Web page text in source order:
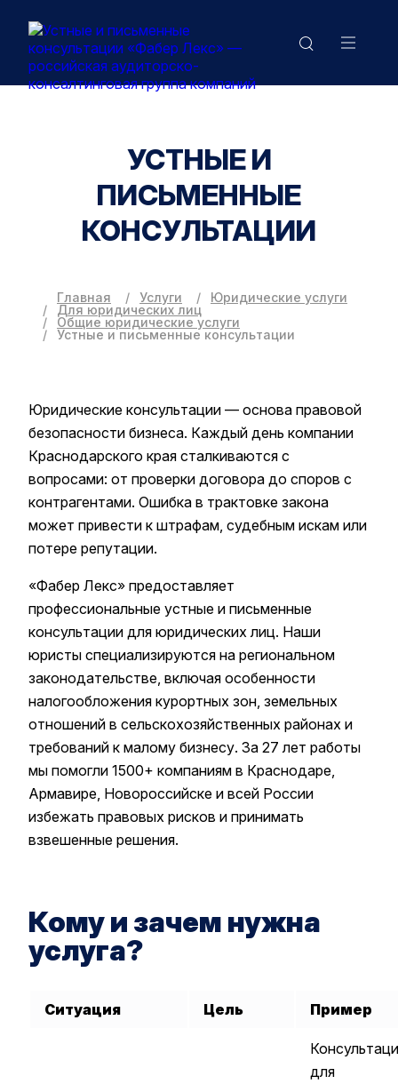
УСТНЫЕ И
ПИСЬМЕННЫЕ
КОНСУЛЬТАЦИИ
Главная Услуги
Юридические услуги
Для юридических лиц
Общие юридические услуги
Устные и письменные консультации
Юридические консультации — основа правовой
безопасности бизнеса. Каждый день компании
Краснодарского края сталкиваются с
вопросами: от проверки договора до споров с
контрагентами. Ошибка в трактовке закона
может привести к штрафам, судебным искам или
потере репутации.
«Фабер Лекс» предоставляет
профессиональные устные и письменные
консультации для юридических лиц. Наши
юристы специализируются на региональном
законодательстве, включая особенности
налогообложения курортных зон, земельных
отношений в сельскохозяйственных районах и
требований к малому бизнесу. За 27 лет работы
мы помогли 1500+ компаниям в Краснодаре,
Армавире, Новороссийске и всей России
избежать правовых рисков и принимать
взвешенные решения.
Кому и зачем нужна
услуга?
Ситуация Цель Пример
для